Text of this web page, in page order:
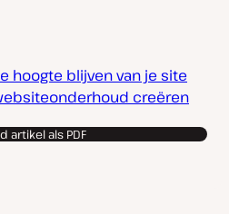
hoogte blijven van je site
creëren
artikel als PDF